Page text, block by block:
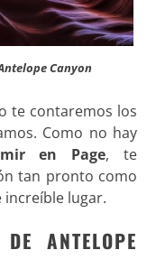
Canyon
te contaremos los
Como no hay
en Page, te
tan pronto como
increíble lugar.
ANTELOPE